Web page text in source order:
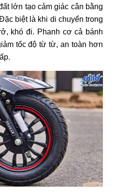
lớn tạo cảm giác cân bằng
biệt là khi di chuyển trong
khó đi. Phanh cơ cả bánh
tốc độ từ từ, an toàn hơn